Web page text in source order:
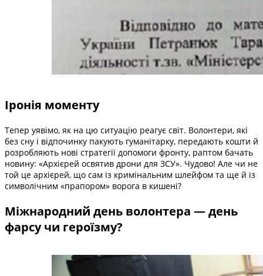
Іронія моменту
Тепер уявімо, як на цю ситуацію реагує світ. Волонтери, які
без сну і відпочинку пакують гуманітарку, передають кошти й
розробляють нові стратегії допомоги фронту, раптом бачать
новину: «Архієрей освятив дрони для ЗСУ». Чудово! Але чи не
той це архієрей, що сам із кримінальним шлейфом та ще й із
символічним «прапором» ворога в кишені?
Міжнародний день волонтера — день
фарсу чи героїзму?